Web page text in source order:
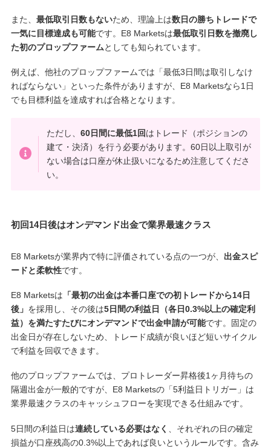
また、 最低取引日数もないため、理論上は数日の勝ちトレードで
一気に目標達成も可能です。E8 Marketsは最低取引日数を撤廃し
た初のプロップファームとしても知られています。
例えば、他社のプロップファームでは「最低3日間は取引しなけ
ればならない」といった条件がありますが、E8 Marketsなら1日
でも目標利益を達成すれば合格となります。
ただし、60日間に最低1回はトレード（ポジションの
建て・決済）を行う必要があります。60日以上取引が
ない場合は口座が休止扱いになるため注意してくださ
い。
初回14日後はオンデマンド出金で業界最速クラス
E8 Marketsが業界内で特に評価されている点の一つが、 出金スピ
ードと柔軟性です。
E8 Marketsは 「最初の出金は本番口座での初トレードから14日
後」 を採用し、その後は5日間の利益日（各日0.3%以上の確定利
益）を満たすたびにオンデマンドで出金申請が可能です。固定の
出金日が存在しないため、トレード成績が良いほど短いサイクル
で利益を回収できます。
他のプロップファームでは、プロトレーダー昇格後1ヶ月待ちの
隔週出金が一般的ですが、E8 Marketsの「5利益日トリガー」は
業界最速クラスのキャッシュフローを実現できる仕組みです。
5日間の利益日は連続している必要はなく
、それぞれの日の確定
損益が口座残高の0.3%以上であれば良いというルールです。含み